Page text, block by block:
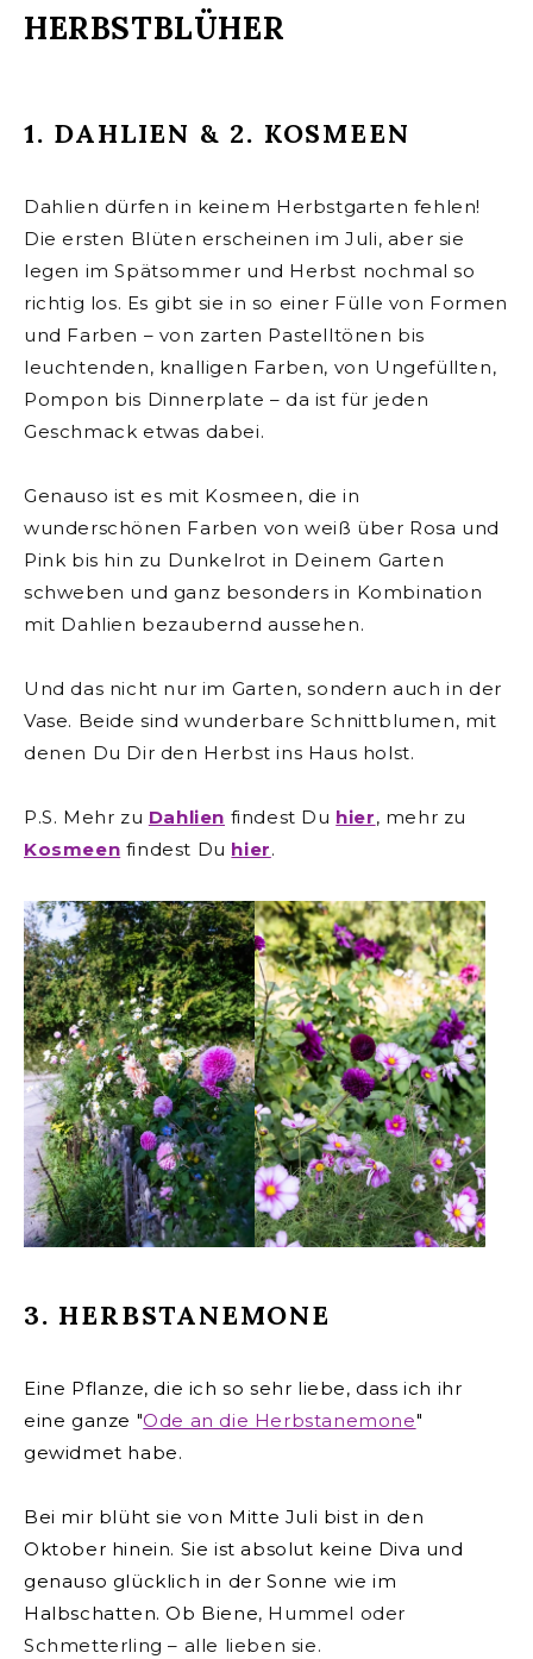
HERBSTBLÜHER
1. DAHLIEN & 2. KOSMEEN
Dahlien dürfen in keinem Herbstgarten fehlen!
Die ersten Blüten erscheinen im Juli, aber sie
legen im Spätsommer und Herbst nochmal so
richtig los. Es gibt sie in so einer Fülle von Formen
und Farben – von zarten Pastelltönen bis
leuchtenden, knalligen Farben, von Ungefüllten,
Pompon bis Dinnerplate – da ist für jeden
Geschmack etwas dabei.
Genauso ist es mit Kosmeen, die in
wunderschönen Farben von weiß über Rosa und
Pink bis hin zu Dunkelrot in Deinem Garten
schweben und ganz besonders in Kombination
mit Dahlien bezaubernd aussehen.
Und das nicht nur im Garten, sondern auch in der
Vase. Beide sind wunderbare Schnittblumen, mit
denen Du Dir den Herbst ins Haus holst.
P.S. Mehr zu Dahlien findest Du hier, mehr zu
Kosmeen findest Du hier.
3. HERBSTANEMONE
Eine Pflanze, die ich so sehr liebe, dass ich ihr
eine ganze "Ode an die Herbstanemone"
gewidmet habe.
Bei mir blüht sie von Mitte Juli bist in den
Oktober hinein. Sie ist absolut keine Diva und
genauso glücklich in der Sonne wie im
Halbschatten. Ob Biene, Hummel oder
Schmetterling – alle lieben sie.